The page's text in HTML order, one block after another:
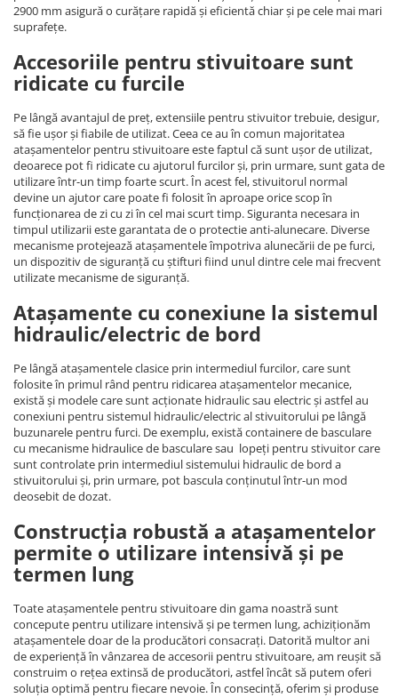
2900 mm asigură o curățare rapidă și eficientă chiar și pe cele mai mari
suprafețe.
Accesoriile pentru stivuitoare sunt
ridicate cu furcile
Pe lângă avantajul de preț, extensiile pentru stivuitor trebuie, desigur,
să fie ușor și fiabile de utilizat. Ceea ce au în comun majoritatea
atașamentelor pentru stivuitoare este faptul că sunt ușor de utilizat,
deoarece pot fi ridicate cu ajutorul furcilor și, prin urmare, sunt gata de
utilizare într-un timp foarte scurt. În acest fel, stivuitorul normal
devine un ajutor care poate fi folosit în aproape orice scop în
funcționarea de zi cu zi în cel mai scurt timp. Siguranta necesara in
timpul utilizarii este garantata de o protectie anti-alunecare. Diverse
mecanisme protejează atașamentele împotriva alunecării de pe furci,
un dispozitiv de siguranță cu știfturi fiind unul dintre cele mai frecvent
utilizate mecanisme de siguranță.
Atașamente cu conexiune la sistemul
hidraulic/electric de bord
Pe lângă atașamentele clasice prin intermediul furcilor, care sunt
folosite în primul rând pentru ridicarea atașamentelor mecanice,
există și modele care sunt acționate hidraulic sau electric și astfel au
conexiuni pentru sistemul hidraulic/electric al stivuitorului pe lângă
buzunarele pentru furci. De exemplu, există containere de basculare
cu mecanisme hidraulice de basculare sau lopeți pentru stivuitor care
sunt controlate prin intermediul sistemului hidraulic de bord a
stivuitorului și, prin urmare, pot bascula conținutul într-un mod
deosebit de dozat.
Construcția robustă a atașamentelor
permite o utilizare intensivă și pe
termen lung
Toate atașamentele pentru stivuitoare din gama noastră sunt
concepute pentru utilizare intensivă și pe termen lung, achiziționăm
atașamentele doar de la producători consacrați. Datorită multor ani
de experiență în vânzarea de accesorii pentru stivuitoare, am reușit să
construim o rețea extinsă de producători, astfel încât să putem oferi
soluția optimă pentru fiecare nevoie. În consecință, oferim și produse